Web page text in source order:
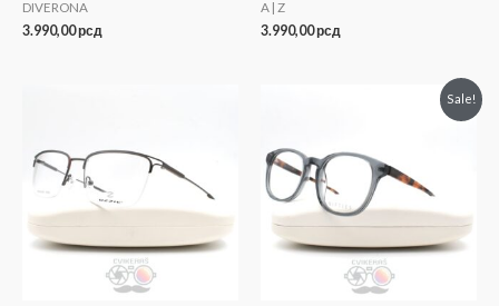
DIVERONA
3.990,00рсд
A | Z
3.990,00рсд
Sale!